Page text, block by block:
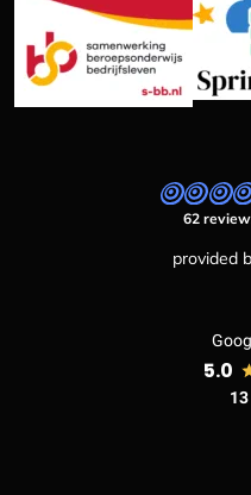
62
provided
5.0
13